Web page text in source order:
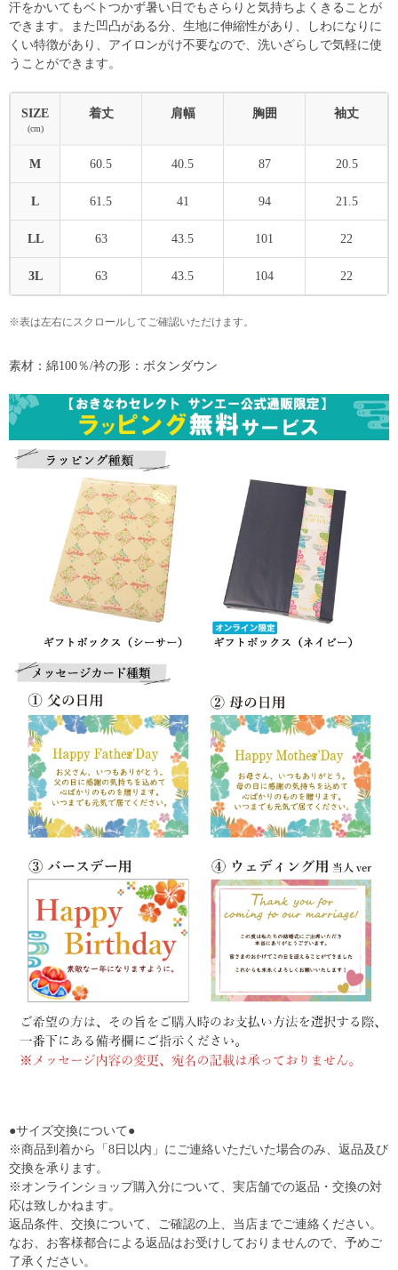
汗をかいてもベトつかず暑い日でもさらりと気持ちよくきることが
できます。また凹凸がある分、生地に伸縮性があり、しわになりに
くい特徴があり、アイロンがけ不要なので、洗いざらしで気軽に使
うことができます。
SIZE
(cm)
着丈 肩幅 胸囲 袖丈
M 60.5 40.5 87 20.5
L 61.5 41 94 21.5
LL 63 43.5 101 22
3L 63 43.5 104 22
※表は左右にスクロールしてご確認いただけます。
素材：綿100％/衿の形：ボタンダウン
●サイズ交換について●
※商品到着から「8日以内」にご連絡いただいた場合のみ、返品及び
交換を承ります。
※オンラインショップ購入分について、実店舗での返品・交換の対
応は致しかねます。
返品条件、交換について、ご確認の上、当店までご連絡ください。
なお、お客様都合による返品はお受けしておりませんので、予めご
了承ください。